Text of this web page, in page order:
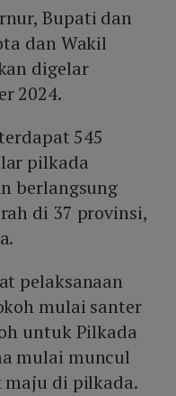
Bupati dan
dan Wakil
digelar
2024.
545
pilkada
berlangsung
di 37 provinsi,
pelaksanaan
mulai santer
untuk Pilkada
mulai muncul
di pilkada.